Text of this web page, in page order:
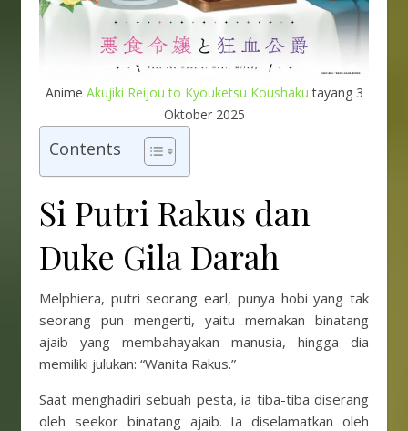
Anime Akujiki Reijou to Kyouketsu Koushaku tayang 3
Oktober 2025
Contents
Si Putri Rakus dan
Duke Gila Darah
Melphiera, putri seorang earl, punya hobi yang tak
seorang pun mengerti, yaitu memakan binatang
ajaib yang membahayakan manusia, hingga dia
memiliki julukan: “Wanita Rakus.”
Saat menghadiri sebuah pesta, ia tiba-tiba diserang
oleh seekor binatang ajaib. Ia diselamatkan oleh